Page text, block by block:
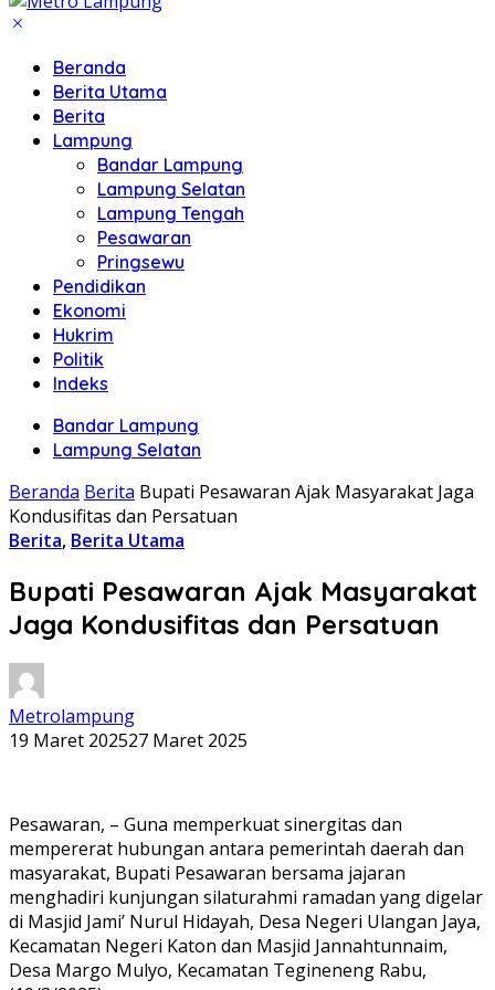
Beranda
Berita Utama
Berita
Lampung
Bandar Lampung
Lampung Selatan
Lampung Tengah
Pesawaran
Pringsewu
Pendidikan
Ekonomi
Hukrim
Politik
Indeks
Bandar Lampung
Lampung Selatan
Beranda Berita Bupati Pesawaran Ajak Masyarakat Jaga
Kondusifitas dan Persatuan
Berita, Berita Utama
Bupati Pesawaran Ajak Masyarakat
Jaga Kondusifitas dan Persatuan
Metrolampung
19 Maret 202527 Maret 2025
Pesawaran, – Guna memperkuat sinergitas dan
mempererat hubungan antara pemerintah daerah dan
masyarakat, Bupati Pesawaran bersama jajaran
menghadiri kunjungan silaturahmi ramadan yang digelar
di Masjid Jami’ Nurul Hidayah, Desa Negeri Ulangan Jaya,
Kecamatan Negeri Katon dan Masjid Jannahtunnaim,
Desa Margo Mulyo, Kecamatan Tegineneng Rabu,